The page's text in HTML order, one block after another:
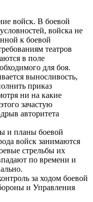
войск. В боевой
войска не
к боевой
театров
в поле
для боя.
выносливость,
приказ
ни на какие
зачастую
авторитета
и планы боевой
войск занимаются
стрельбы их
по времени и
за ходом боевой
и Управления